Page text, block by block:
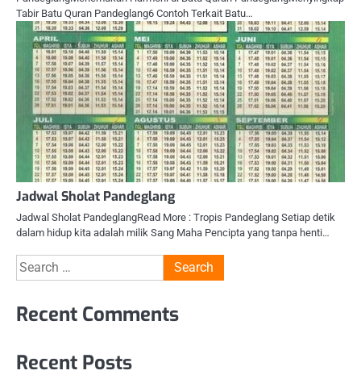
Tabir Batu Quran Pandeglang6 Contoh Terkait Batu…
Jadwal Sholat Pandeglang
Jadwal Sholat PandeglangRead More : Tropis Pandeglang Setiap detik
dalam hidup kita adalah milik Sang Maha Pencipta yang tanpa henti…
Search
for:
Recent Comments
Recent Posts